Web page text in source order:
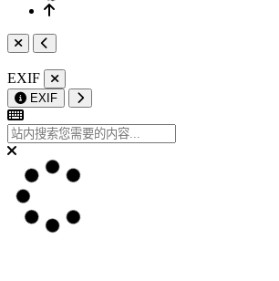
EXIF
EXIF